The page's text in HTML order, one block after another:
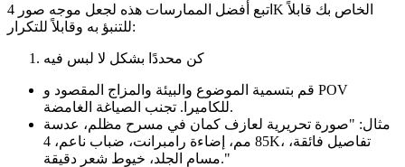
اتبع أفضل الممارسات هذه لجعل موجه صور 4K الخاص بك قابلاً
للتنبؤ به وقابلاً للتكرار:
كن محددًا بشكل لا لبس فيه
قم بتسمية الموضوع والبيئة والمزاج المقصود و POV
للكاميرا. تجنب الصياغة الغامضة.
مثال: "صورة تحريرية لعازف كمان في مسرح مظلم، عدسة
85 مم، إضاءة رامبرانت، ضباب ناعم، 4K، تفاصيل فائقة،
مسام الجلد، خيوط شعر دقيقة."